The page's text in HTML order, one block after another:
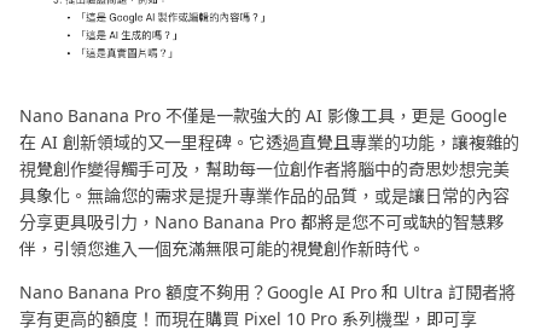
Nano Banana Pro 不僅是一款強大的 AI 影像工具，更是 Google
在 AI 創新領域的又一里程碑。它透過直覺且專業的功能，讓複雜的
視覺創作變得觸手可及，幫助每一位創作者將腦中的奇思妙想完美
具象化。無論您的需求是提升專業作品的品質，或是讓日常的內容
分享更具吸引力，Nano Banana Pro 都將是您不可或缺的智慧夥
伴，引領您進入一個充滿無限可能的視覺創作新時代。
Nano Banana Pro 額度不夠用？Google AI Pro 和 Ultra 訂閱者將
享有更高的額度！而現在購買 Pixel 10 Pro 系列機型，即可享